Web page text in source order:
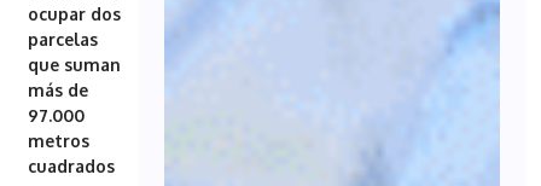
ocupar dos
parcelas
que suman
más de
97.000
metros
cuadrados